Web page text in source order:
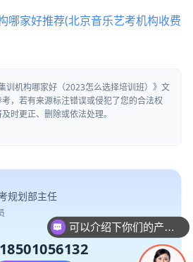
哪家好推荐(北京音乐艺考机构收费
训机构哪家好（2023怎么选择培训班）》文
，若有来源标注错误或侵犯了您的合法权
时更正、删除或依法处理。
规划部主任
18501056132
可以介绍下你们的产品么